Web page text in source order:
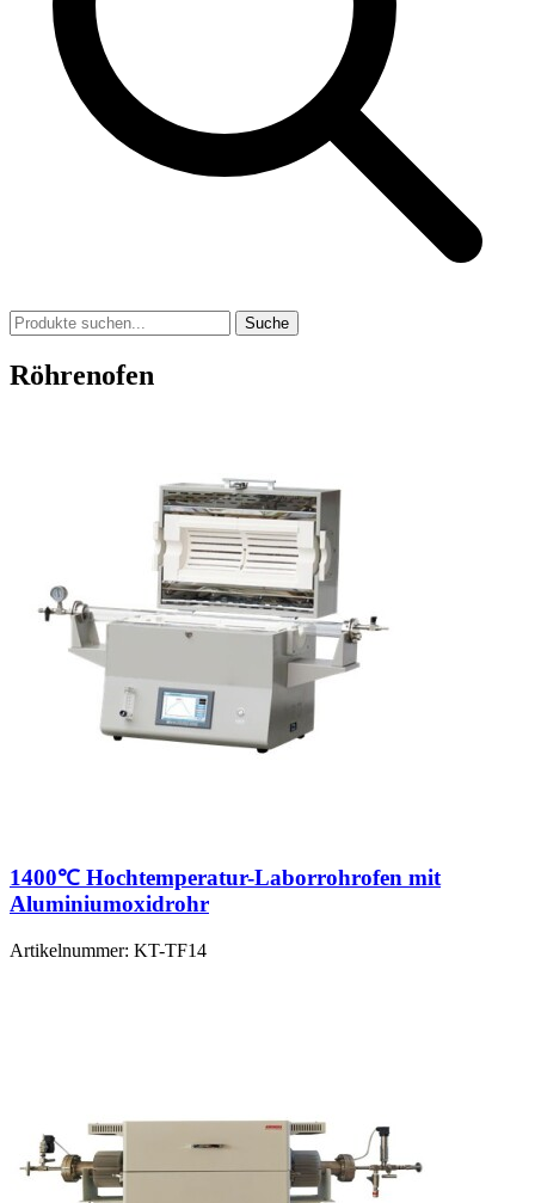
Suche
Röhrenofen
1400℃ Hochtemperatur-Laborrohrofen mit
Aluminiumoxidrohr
Artikelnummer: KT-TF14